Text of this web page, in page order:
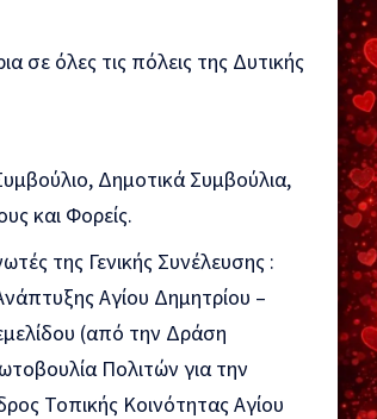
σε όλες τις πόλεις της Δυτικής
Δημοτικά Συμβούλια,
και Φορείς.
της Γενικής Συνέλευσης :
Αγίου Δημητρίου –
(από την Δράση
Πολιτών για την
Τοπικής Κοινότητας Αγίου